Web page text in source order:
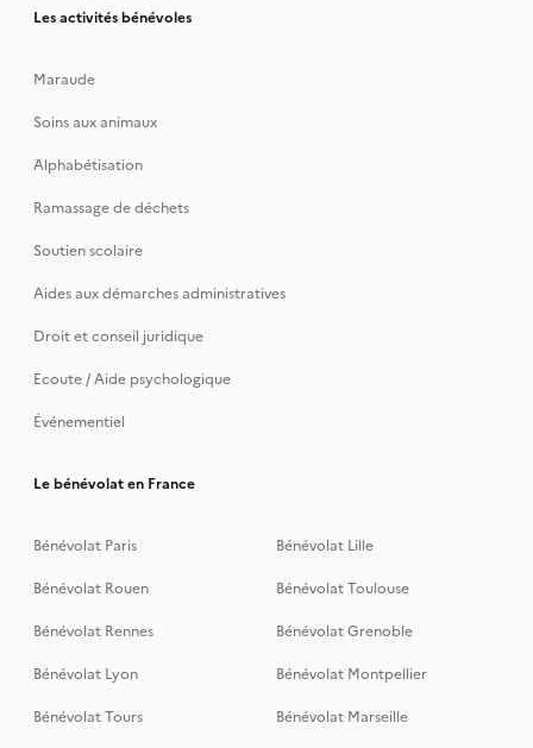
Les activités bénévoles
Maraude
Soins aux animaux
Alphabétisation
Ramassage de déchets
Soutien scolaire
Aides aux démarches administratives
Droit et conseil juridique
Ecoute / Aide psychologique
Événementiel
Le bénévolat en France
Bénévolat Paris
Bénévolat Lille
Bénévolat Rouen
Bénévolat Toulouse
Bénévolat Rennes
Bénévolat Grenoble
Bénévolat Lyon
Bénévolat Montpellier
Bénévolat Tours
Bénévolat Marseille